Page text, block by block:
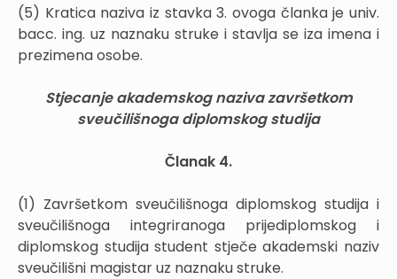
(5) Kratica naziva iz stavka 3. ovoga članka je univ.
bacc. ing. uz naznaku struke i stavlja se iza imena i
prezimena osobe.
Stjecanje akademskog naziva završetkom
sveučilišnoga diplomskog studija
Članak 4.
(1) Završetkom sveučilišnoga diplomskog studija i
sveučilišnoga integriranoga prijediplomskog i
diplomskog studija student stječe akademski naziv
sveučilišni magistar uz naznaku struke.